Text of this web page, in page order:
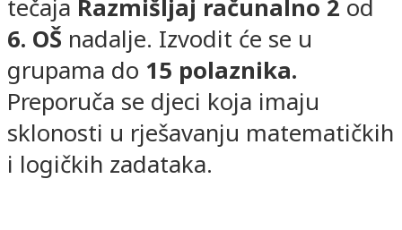
tečaja Razmišljaj računalno 2 od
6. OŠ nadalje. Izvodit će se u
grupama do 15 polaznika.
Preporuča se djeci koja imaju
sklonosti u rješavanju matematičkih
i logičkih zadataka.